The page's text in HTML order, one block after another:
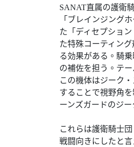
SANAT直属の護衛
「ブレインジング
た「ディセプショ
た特殊コーティン
る効果がある。騎
の補佐を担う。テ
この機体はジーク
することで視野角
ーンズガードのジ
これらは護衛騎士
戦闘向きにしたと言